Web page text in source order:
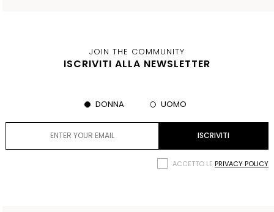
JOIN THE COMMUNITY
ISCRIVITI ALLA NEWSLETTER
DONNA UOMO
ACCETTO LEPRIVACY POLICY